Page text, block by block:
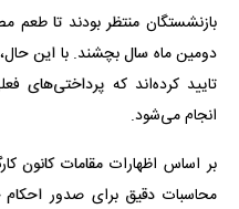
بازنشستگان منتظر بودند تا
دومین ماه سال بچشند. با این
تایید کرده‌اند که
انجام می‌شود.
بر اساس اظهارات مقامات کانون
محاسبات دقیق برای صدور احکام